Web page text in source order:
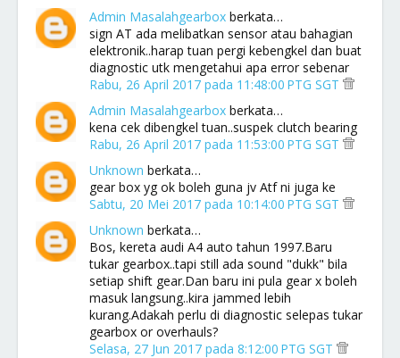
Admin Masalahgearbox berkata…
sign AT ada melibatkan sensor atau bahagian
elektronik..harap tuan pergi kebengkel dan buat
diagnostic utk mengetahui apa error sebenar
Rabu, 26 April 2017 pada 11:48:00 PTG SGT
Admin Masalahgearbox berkata…
kena cek dibengkel tuan..suspek clutch bearing
Rabu, 26 April 2017 pada 11:53:00 PTG SGT
Unknown berkata…
gear box yg ok boleh guna jv Atf ni juga ke
Sabtu, 20 Mei 2017 pada 10:14:00 PTG SGT
Unknown berkata…
Bos, kereta audi A4 auto tahun 1997.Baru
tukar gearbox..tapi still ada sound "dukk" bila
setiap shift gear.Dan baru ini pula gear x boleh
masuk langsung..kira jammed lebih
kurang.Adakah perlu di diagnostic selepas tukar
gearbox or overhauls?
Selasa, 27 Jun 2017 pada 8:12:00 PTG SGT